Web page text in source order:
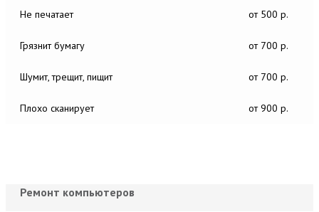
Не печатает от 500 р.
Грязнит бумагу от 700 р.
Шумит, трещит, пищит от 700 р.
Плохо сканирует от 900 р.
Ремонт компьютеров